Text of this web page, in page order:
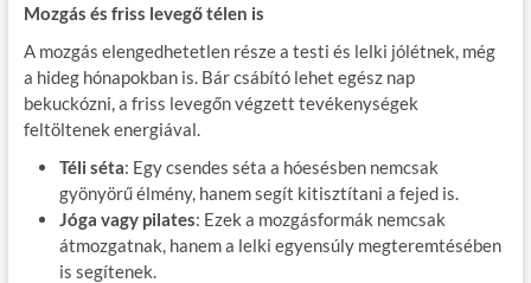
Mozgás és friss levegő télen is
A mozgás elengedhetetlen része a testi és lelki jólétnek, még
a hideg hónapokban is. Bár csábító lehet egész nap
bekuckózni, a friss levegőn végzett tevékenységek
feltöltenek energiával.
Téli séta: Egy csendes séta a hóesésben nemcsak
gyönyörű élmény, hanem segít kitisztítani a fejed is.
Jóga vagy pilates: Ezek a mozgásformák nemcsak
átmozgatnak, hanem a lelki egyensúly megteremtésében
is segítenek.